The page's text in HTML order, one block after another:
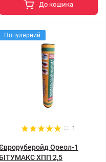
До кошика
Популярний
1
Ореол-1
БІТУМАКС ХПП 2,5